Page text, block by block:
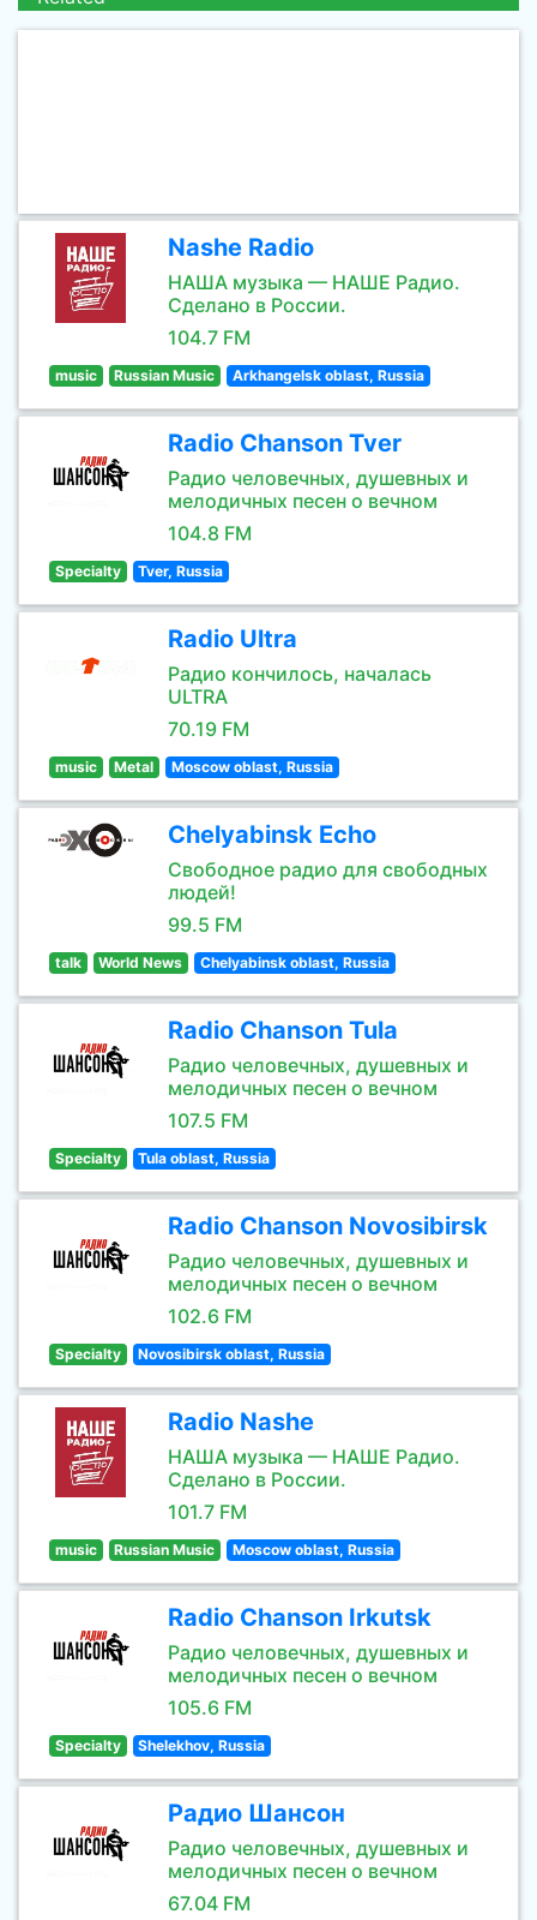
Nashe Radio
НАША музыка — НАШЕ Радио.
Сделано в России.
104.7 FM
music Russian Music Arkhangelsk oblast, Russia
Radio Chanson Tver
Радио человечных, душевных и
мелодичных песен о вечном
104.8 FM
Specialty Tver, Russia
Radio Ultra
Радио кончилось, началась
ULTRA
70.19 FM
music Metal Moscow oblast, Russia
Chelyabinsk Echo
Свободное радио для свободных
людей!
99.5 FM
talk World News Chelyabinsk oblast, Russia
Radio Chanson Tula
Радио человечных, душевных и
мелодичных песен о вечном
107.5 FM
Specialty Tula oblast, Russia
Radio Chanson Novosibirsk
Радио человечных, душевных и
мелодичных песен о вечном
102.6 FM
Specialty Novosibirsk oblast, Russia
Radio Nashe
НАША музыка — НАШЕ Радио.
Сделано в России.
101.7 FM
music Russian Music Moscow oblast, Russia
Radio Chanson Irkutsk
Радио человечных, душевных и
мелодичных песен о вечном
105.6 FM
Specialty Shelekhov, Russia
Радио Шансон
Радио человечных, душевных и
мелодичных песен о вечном
67.04 FM